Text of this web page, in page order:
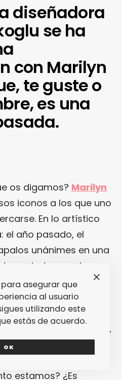
diseñadora
se ha
con Marilyn
te guste o
es una
os digamos? Marilyn
iconos a los que uno
En lo artístico
el año pasado, el
unánimes en una
grande y
preparado
todo, porque al
ni más ni menos
te pueden gustar o no,
jodidamente
Pero en lo
estamos? ¿Es
asegurar que
al usuario
utilizando este
estás de acuerdo.
OK